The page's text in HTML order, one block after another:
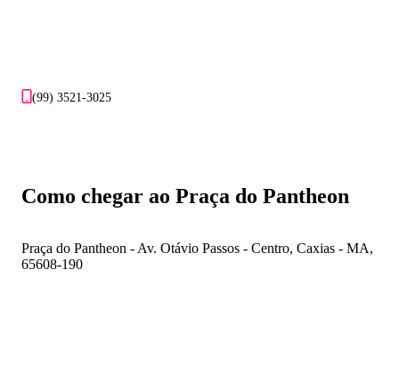
(99) 3521-3025
Como chegar ao Praça do Pantheon
Praça do Pantheon - Av. Otávio Passos - Centro, Caxias - MA,
65608-190